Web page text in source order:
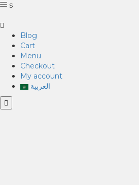
s
Blog
Cart
Menu
Checkout
My account
العربية